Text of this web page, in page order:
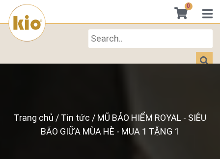
0
Trang chủ / Tin tức / MŨ BẢO HIỂM ROYAL - SIÊU
BÃO GIỮA MÙA HÈ - MUA 1 TẶNG 1